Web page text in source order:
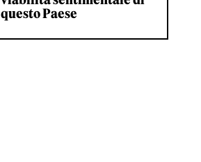
questo Paese